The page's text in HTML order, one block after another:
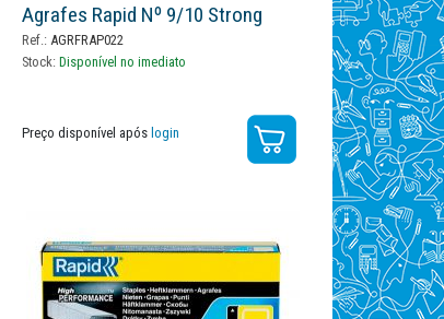
Agrafes Rapid Nº 9/10 Strong
Ref.: AGRFRAP022
Stock:Disponível no imediato
Preço disponível após login